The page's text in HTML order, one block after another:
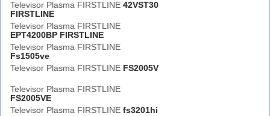
Televisor Plasma FIRSTLINE 42VST30
FIRSTLINE
Televisor Plasma FIRSTLINE
EPT4200BP FIRSTLINE
Televisor Plasma FIRSTLINE
Fs1505ve
Televisor Plasma FIRSTLINE FS2005V
Televisor Plasma FIRSTLINE
FS2005VE
Televisor Plasma FIRSTLINE fs3201hi